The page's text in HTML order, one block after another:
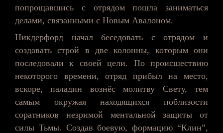
попрощавшись с отрядом пошла заниматься
делами, связанными с Новым Авалоном.
Никдерфорд начал беседовать с отрядом и
создавать строй в две колонны, которым они
последовали к своей цели. По происшествию
некоторого времени, отряд прибыл на место,
вскоре, паладин вознёс молитву Свету, тем
самым окружая находящихся поблизости
соратников незримой ментальной защиты от
силы Тьмы. Создав боевую, формацию “Клин”,